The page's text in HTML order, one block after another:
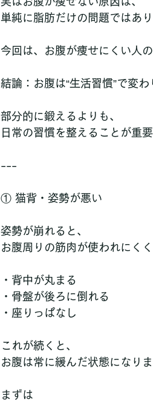
単純に脂肪だけの問題ではあり
今回は、お腹が痩せにくい人
結論：お腹は“生活習慣”で変わ
部分的に鍛えるよりも、
日常の習慣を整えることが重要
---
① 猫背・姿勢が悪い
姿勢が崩れると、
お腹周りの筋肉が使われにくく
・背中が丸まる
・骨盤が後ろに倒れる
・座りっぱなし
これが続くと、
お腹は常に緩んだ状態になりま
まずは